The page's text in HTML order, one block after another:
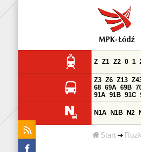
Start
Z Z1 Z2 0 1
Z3 Z6 Z13
68 69A 69B
91A 91B 91C
N1A N1B N2